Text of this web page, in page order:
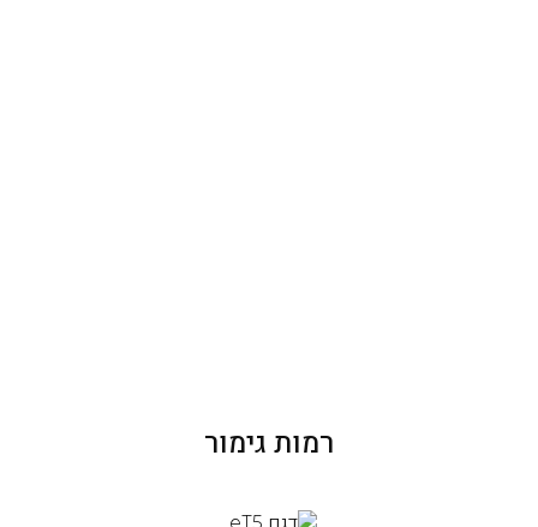
רמות גימור